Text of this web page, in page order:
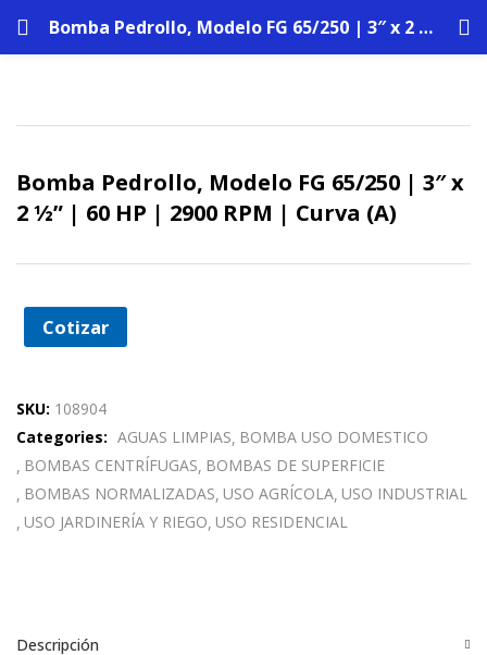
Bomba Pedrollo, Modelo FG 65/250 | 3″ x 2 ½” | 60 HP | 2900 RPM | Curva (A)
Bomba Pedrollo, Modelo FG 65/250 | 3″ x
2 ½” | 60 HP | 2900 RPM | Curva (A)
Cotizar
SKU: 108904
Categories: AGUAS LIMPIAS BOMBA USO DOMESTICO
BOMBAS CENTRÍFUGAS BOMBAS DE SUPERFICIE
BOMBAS NORMALIZADAS USO AGRÍCOLA USO INDUSTRIAL
USO JARDINERÍA Y RIEGO USO RESIDENCIAL
Descripción